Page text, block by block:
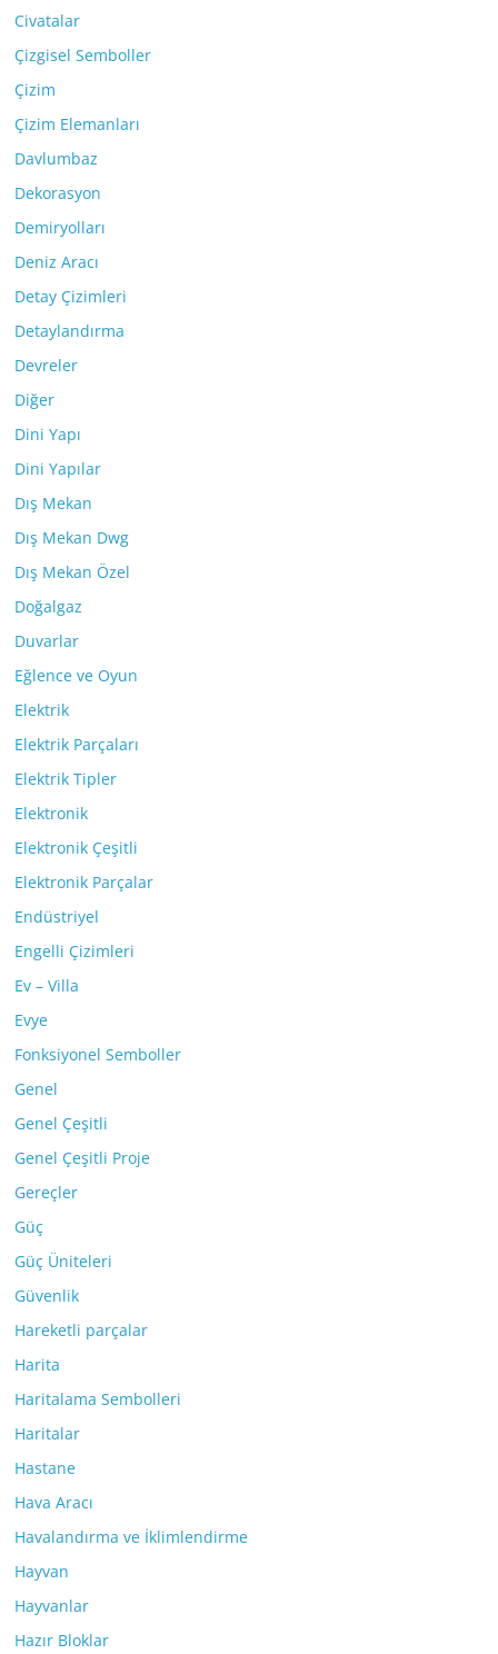
Civatalar
Çizgisel Semboller
Çizim
Çizim Elemanları
Davlumbaz
Dekorasyon
Demiryolları
Deniz Aracı
Detay Çizimleri
Detaylandırma
Devreler
Diğer
Dini Yapı
Dini Yapılar
Dış Mekan
Dış Mekan Dwg
Dış Mekan Özel
Doğalgaz
Duvarlar
Eğlence ve Oyun
Elektrik
Elektrik Parçaları
Elektrik Tipler
Elektronik
Elektronik Çeşitli
Elektronik Parçalar
Endüstriyel
Engelli Çizimleri
Ev – Villa
Evye
Fonksiyonel Semboller
Genel
Genel Çeşitli
Genel Çeşitli Proje
Gereçler
Güç
Güç Üniteleri
Güvenlik
Hareketli parçalar
Harita
Haritalama Sembolleri
Haritalar
Hastane
Hava Aracı
Havalandırma ve İklimlendirme
Hayvan
Hayvanlar
Hazır Bloklar